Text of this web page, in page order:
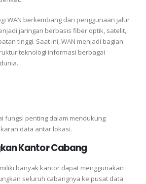
WAN berkembang dari penggunaan jalur
jaringan berbasis fiber optik, satelit,
tinggi. Saat ini, WAN menjadi bagian
teknologi informasi berbagai
fungsi penting dalam mendukung
data antar lokasi.
Kantor Cabang
banyak kantor dapat menggunakan
seluruh cabangnya ke pusat data